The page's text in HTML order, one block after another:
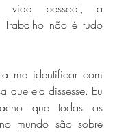
vida pessoal, a
Trabalho não é tudo
me identificar com
que ela dissesse. Eu
que todas as
mundo são sobre